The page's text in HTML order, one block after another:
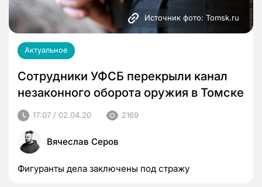
Источник фото: Tomsk.ru
Актуальное
Сотрудники УФСБ перекрыли канал
незаконного оборота оружия в Томске
17:07 / 02.04.20 2169
Вячеслав Серов
Фигуранты дела заключены под стражу